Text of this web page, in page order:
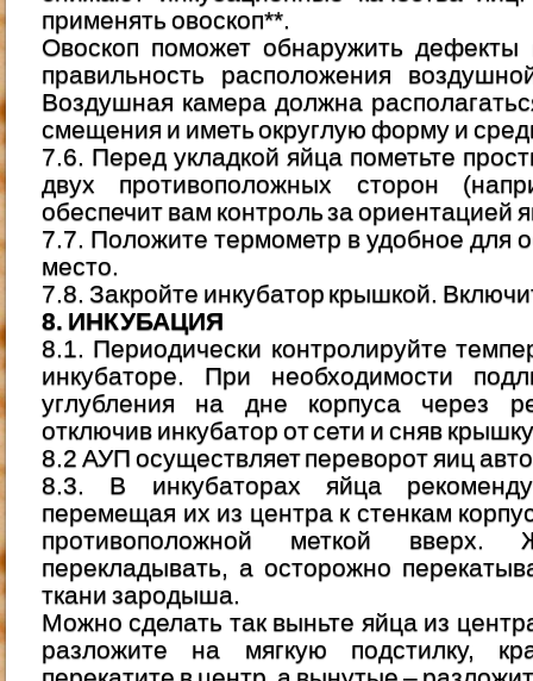
применять овоскоп**.
Овоскоп поможет обнаружить дефекты
правильность расположения
Воздушная камера должна
смещения и иметь округлую форму и
7.6. Перед укладкой яйца пометьте
двух противоположных сторон
обеспечит вам контроль за ориентацией
7.7. Положите термометр в удобное для
место.
7.8. Закройте инкубатор крышкой.
8. ИНКУБАЦИЯ
8.1. Периодически контролируйте
инкубаторе. При необходимости
углубления на дне корпуса через
отключив инкубатор от сети и сняв
8.2 АУП осуществляет переворот яиц
8.3. В инкубаторах яйца
перемещая их из центра к стенкам
противоположной меткой
перекладывать, а осторожно
ткани зародыша.
Можно сделать так выньте яйца из
разложите на мягкую подстилку,